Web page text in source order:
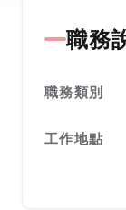
職務
職務類別
工作地點